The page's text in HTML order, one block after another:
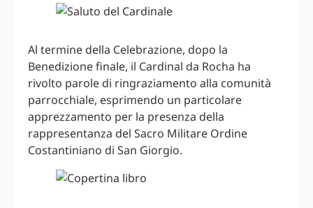
Al termine della Celebrazione, dopo la
Benedizione finale, il Cardinal da Rocha ha
rivolto parole di ringraziamento alla comunità
parrocchiale, esprimendo un particolare
apprezzamento per la presenza della
rappresentanza del Sacro Militare Ordine
Costantiniano di San Giorgio.